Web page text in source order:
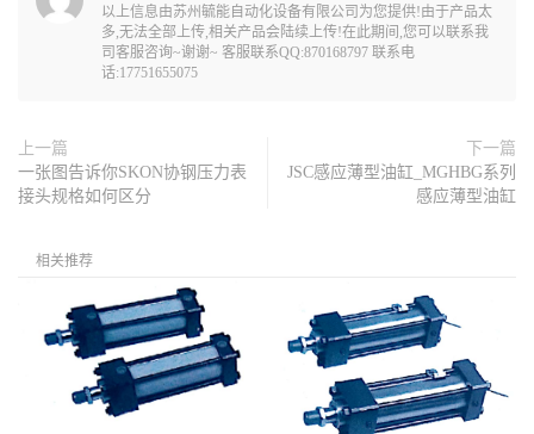
以上信息由苏州毓能自动化设备有限公司为您提供!由于产品太
多,无法全部上传,相关产品会陆续上传!在此期间,您可以联系我
司客服咨询~谢谢~ 客服联系QQ:870168797 联系电
话:17751655075
上一篇
一张图告诉你SKON协钢压力表
接头规格如何区分
下一篇
JSC感应薄型油缸_MGHBG系列
感应薄型油缸
相关推荐